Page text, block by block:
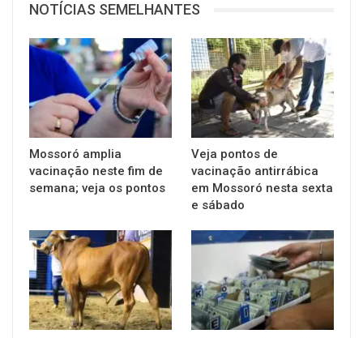
NOTÍCIAS SEMELHANTES
Mossoró amplia
vacinação neste fim de
semana; veja os pontos
Veja pontos de
vacinação antirrábica
em Mossoró nesta sexta
e sábado